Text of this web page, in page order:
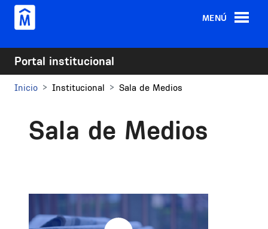
Pasar al contenido principal
MENÚ
Portal institucional
Inicio Institucional Sala de Medios
Sala de Medios